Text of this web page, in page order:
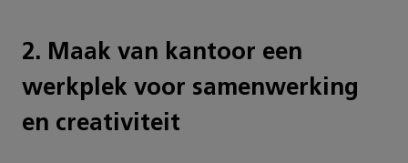
2. Maak van kantoor een
werkplek voor samenwerking
en creativiteit